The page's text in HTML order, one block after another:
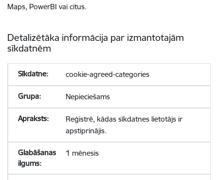
Maps, PowerBI vai citus.
Detalizētāka informācija par izmantotajām
sīkdatnēm
cookie-agreed-categories
Nepieciešams
Reģistrē, kādas sīkdatnes lietotājs ir
apstiprinājis.
1 mēnesis